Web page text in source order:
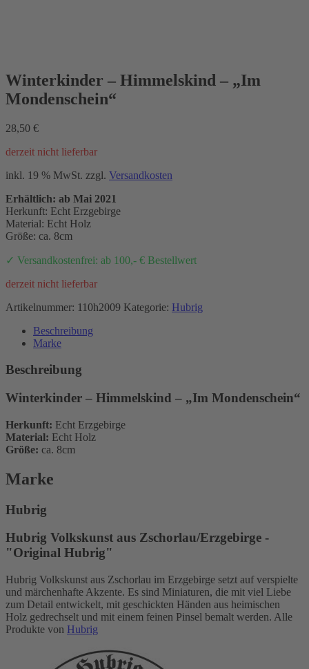
Winterkinder – Himmelskind – „Im
Mondenschein“
28,50 €
derzeit nicht lieferbar
inkl. 19 % MwSt. zzgl. Versandkosten
Erhältlich: ab Mai 2021
Herkunft: Echt Erzgebirge
Material: Echt Holz
Größe: ca. 8cm
✓ Versandkostenfrei: ab 100,- € Bestellwert
derzeit nicht lieferbar
Artikelnummer: 110h2009 Kategorie: Hubrig
Beschreibung
Marke
Beschreibung
Winterkinder – Himmelskind – „Im Mondenschein“
Herkunft: Echt Erzgebirge
Material: Echt Holz
Größe: ca. 8cm
Marke
Hubrig
Hubrig Volkskunst aus Zschorlau/Erzgebirge -
"Original Hubrig"
Hubrig Volkskunst aus Zschorlau im Erzgebirge setzt auf verspielte
und märchenhafte Akzente. Es sind Miniaturen, die mit viel Liebe
zum Detail entwickelt, mit geschickten Händen aus heimischen
Holz gedrechselt und mit einem feinen Pinsel bemalt werden. Alle
Produkte von Hubrig